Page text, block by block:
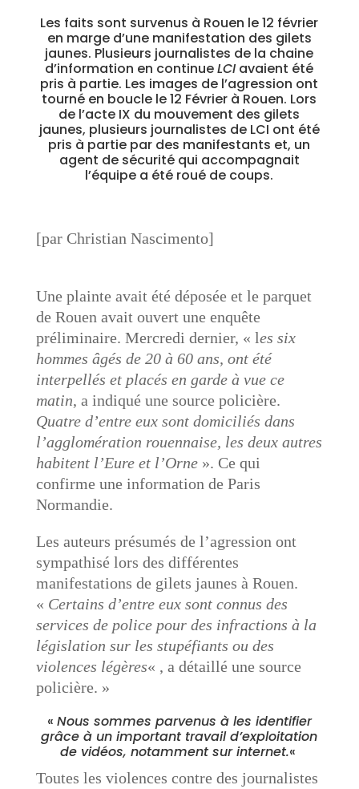
Les faits sont survenus à Rouen le 12 février
en marge d’une manifestation des gilets
jaunes. Plusieurs journalistes de la chaine
d’information en continueLCI avaient été
pris à partie. Les images de l’agression ont
tourné en boucle le 12 Février à Rouen. Lors
de l’acte IX du mouvement des gilets
jaunes, plusieurs journalistes de LCI ont été
pris à partie par des manifestants et, un
agent de sécurité qui accompagnait
l’équipe a été roué de coups.
[par Christian Nascimento]
Une plainte avait été déposée et le parquet
de Rouen avait ouvert une enquête
préliminaire. Mercredi dernier, « les six
hommes âgés de 20 à 60 ans, ont été
interpellés et placés en garde à vue ce
matin, a indiqué une source policière.
Quatre d’entre eux sont domiciliés dans
l’agglomération rouennaise, les deux autres
habitent l’Eure et l’Orne». Ce qui
confirme une information de Paris
Normandie.
Les auteurs présumés de l’agression ont
sympathisé lors des différentes
manifestations de gilets jaunes à Rouen.
« Certains d’entre eux sont connus des
services de police pour des infractions à la
législation sur les stupéfiants ou des
violences légères« , a détaillé une source
policière. »
« Nous sommes parvenus à les identifier
grâce à un important travail d’exploitation
de vidéos, notamment sur internet.«
Toutes les violences contre des journalistes